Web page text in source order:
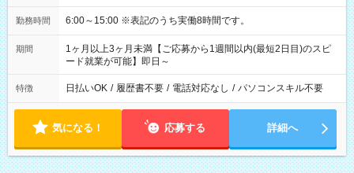
勤務時間 6:00～15:00 ※表記のうち実働8時間です。
期間
1ヶ月以上3ヶ月未満【ご応募から1週間以内(最短2日目)のスピ
ード就業が可能】即日～
特徴 日払いOK / 履歴書不要 / 電話対応なし / パソコンスキル不要
気になる！ 応募する 詳細へ